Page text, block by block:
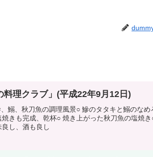
理クラブ」(平成22年9月12日)
鰯、秋刀魚の調理風景○ 鰺のタタキと鰯のなめ
きも完成、乾杯○ 焼き上がった秋刀魚の塩焼
し、酒も良し